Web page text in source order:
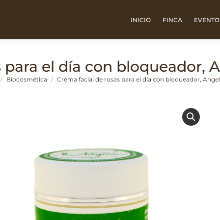
INICIO FINCA
el día con bloqueador,
Biocosmética Crema facial de rosas para el día con bloqueador,